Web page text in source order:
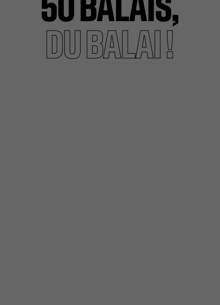
50 BALAIS,
DU BALAI !